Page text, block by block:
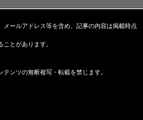
ールアドレス等を含め、記事の内容は掲載時点
とがあります。
ンツの無断複写・転載を禁じます。